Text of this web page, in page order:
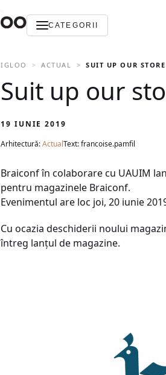
CATEGORII
IGLOO ACTUAL SUIT UP OUR
Suit up our
19 IUNIE 2019
Arhitectură:ActualText: francoise.pamfil
Braiconf în colaborare cu UAUIM
pentru magazinele Braiconf.
Evenimentul are loc joi, 20 iunie
Cu ocazia deschiderii noului
întreg lanțul de magazine.